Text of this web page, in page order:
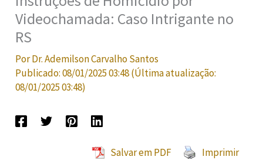
Videochamada: Caso Intrigante no
RS
PorDr. Ademilson Carvalho Santos
Publicado:08/01/2025 03:48(Última atualização:
08/01/2025 03:48)
Salvar em PDF
Imprimir